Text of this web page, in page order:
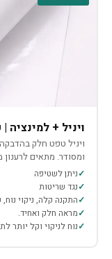
ויניל + למינציה
ויניל טפט חלק
ומסודר. מתאים
ניתן לשטיפה
נגד שריטות
התקנה קלה, ניקוי
מראה חלק ואחיד.
נוח לניקוי וקל יותר